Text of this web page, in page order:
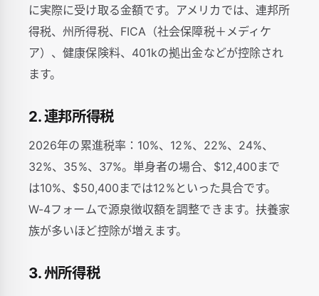
に実際に受け取る金額です。アメリカでは、連邦所
得税、州所得税、FICA（社会保障税＋メディケ
ア）、健康保険料、401kの拠出金などが控除され
ます。
2. 連邦所得税
2026年の累進税率：10%、12%、22%、24%、
32%、35%、37%。単身者の場合、$12,400まで
は10%、$50,400までは12%といった具合です。
W-4フォームで源泉徴収額を調整できます。扶養家
族が多いほど控除が増えます。
3. 州所得税